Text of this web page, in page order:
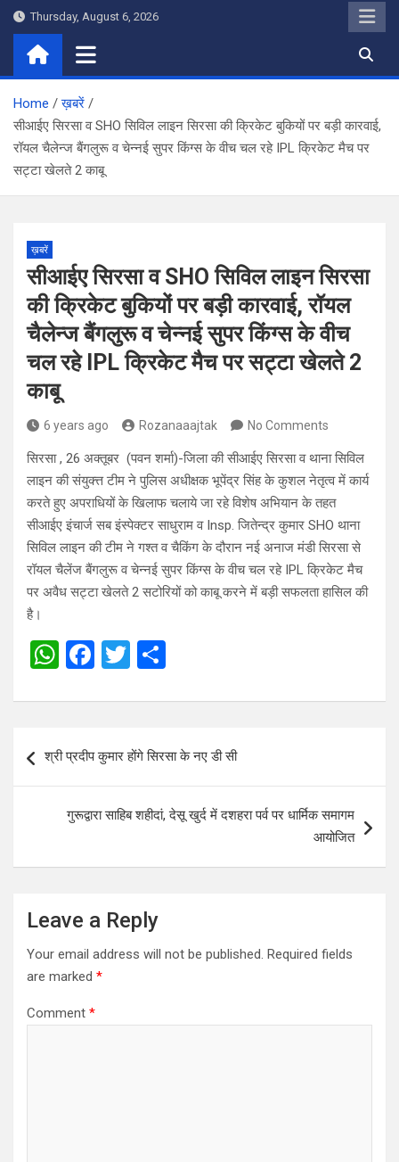
Skip
content
Thursday, August 6, 2026
Home
ख़बरें
सीआईए सिरसा व SHO सिविल लाइन सिरसा की क्रिकेट बुकियों पर बड़ी कारवाई,
रॉयल चैलेन्ज बैंगलुरू व चेन्नई सुपर किंग्स के वीच चल रहे IPL क्रिकेट मैच पर
सट्टा खेलते 2 काबू
ख़बरें
सीआईए सिरसा व SHO सिविल लाइन सिरसा
की क्रिकेट बुकियों पर बड़ी कारवाई, रॉयल
चैलेन्ज बैंगलुरू व चेन्नई सुपर किंग्स के वीच
चल रहे IPL क्रिकेट मैच पर सट्टा खेलते 2
काबू
6 years ago Rozanaaajtak No Comments
सिरसा , 26 अक्तूबर (पवन शर्मा)-जिला की सीआईए सिरसा व थाना सिविल
लाइन की संयुक्त्त टीम ने पुलिस अधीक्षक भूपेंद्र सिंह के कुशल नेतृत्व में कार्य
करते हुए अपराधियों के खिलाफ चलाये जा रहे विशेष अभियान के तहत
सीआईए इंचार्ज सब इंस्पेक्टर साधुराम व Insp. जितेन्द्र कुमार SHO थाना
सिविल लाइन की टीम ने गश्त व चैकिंग के दौरान नई अनाज मंडी सिरसा से
रॉयल चैलेंज बैंगलुरू व चेन्नई सुपर किंग्स के वीच चल रहे IPL क्रिकेट मैच
पर अवैध सट्टा खेलते 2 सटोरियों को काबू करने में बड़ी सफलता हासिल की
है।
W
at
s
A
p
p
F
ce
o
o
k
T
tt
er
ar
navigation
श्री प्रदीप कुमार होंगे सिरसा के नए डी सी
गुरूद्वारा साहिब शहीदां, देसू खुर्द में दशहरा पर्व पर धार्मिक समागम
आयोजित
Leave a Reply
Your email address will not be published. Required fields
are marked *
Comment *